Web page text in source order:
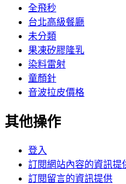
全飛秒
台北高級餐廳
未分類
果凍矽膠隆乳
染料雷射
童顏針
音波拉皮價格
其他操作
登入
訂閱網站內容的資訊提
訂閱留言的資訊提供